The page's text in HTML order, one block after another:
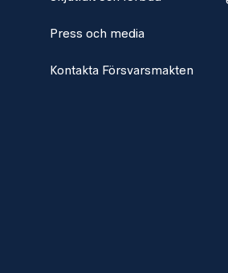
Press och media
Kontakta Försvarsmakten